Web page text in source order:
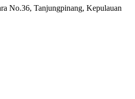
No.36, Tanjungpinang, Kepulauan